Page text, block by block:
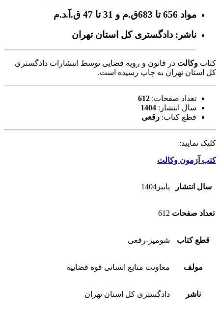
مواد 656 تا 683ق.م و 31 تا 47 ق.آ.د.م
ناشر: دادگستری کل استان تهران
کتاب وکالت در قانون و رویه قضایی توسط انتشارات دادگستری
کل استان تهران به چاپ رسیده است.
تعداد صفحات: 612
سال انتشار: 1404
قطع کتاب: رقعی
کلیک نمایید:
کتب آزمون وکالت
سال انتشار پاییز1404
تعداد صفحات 612
قطع کتاب شومیز-رقعی
مولف معاونت منابع انسانی قوه قضاییه
ناشر دادگستری کل استان تهران